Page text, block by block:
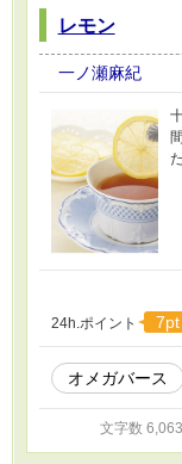
レモン
一ノ瀬麻紀
24h.ポイント 7pt
オメガバース
文字数 6,063